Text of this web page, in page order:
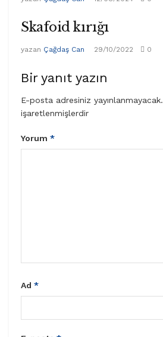
Skafoid kırığı
yazan Çağdaş Can 29/10/2022 0
Bir yanıt yazın
E-posta adresiniz yayınlanmayacak.
işaretlenmişlerdir
Yorum *
Ad *